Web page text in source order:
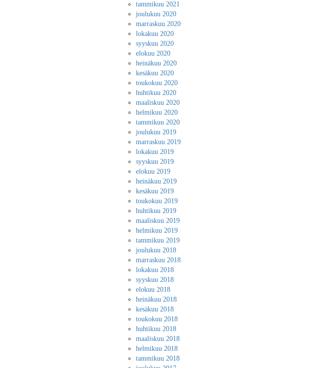
tammikuu 2021
joulukuu 2020
marraskuu 2020
lokakuu 2020
syyskuu 2020
elokuu 2020
heinäkuu 2020
kesäkuu 2020
toukokuu 2020
huhtikuu 2020
maaliskuu 2020
helmikuu 2020
tammikuu 2020
joulukuu 2019
marraskuu 2019
lokakuu 2019
syyskuu 2019
elokuu 2019
heinäkuu 2019
kesäkuu 2019
toukokuu 2019
huhtikuu 2019
maaliskuu 2019
helmikuu 2019
tammikuu 2019
joulukuu 2018
marraskuu 2018
lokakuu 2018
syyskuu 2018
elokuu 2018
heinäkuu 2018
kesäkuu 2018
toukokuu 2018
huhtikuu 2018
maaliskuu 2018
helmikuu 2018
tammikuu 2018